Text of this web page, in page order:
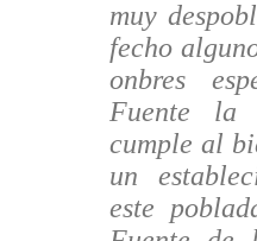
muy
fecho
onbres
Fuente la
cumple al
un
este